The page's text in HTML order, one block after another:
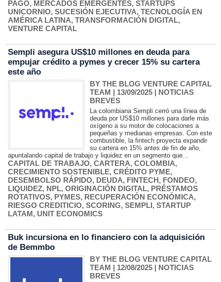
PAGO, MERCADOS EMERGENTES, STARTUPS
UNICORNIO, SUCESIÓN EJECUTIVA, TECNOLOGÍA EN
AMÉRICA LATINA, TRANSFORMACIÓN DIGITAL,
VENTURE CAPITAL
Sempli asegura US$10 millones en deuda para
empujar crédito a pymes y crecer 15% su cartera
este año
BY THE BLOG VENTURE CAPITAL
TEAM | 13/09/2025 | NOTICIAS
BREVES
La colombiana Sempli cerró una línea de
deuda por US$10 millones para darle más
oxígeno a su motor de colocaciones a
pequeñas y medianas empresas. Con este
combustible, la fintech proyecta expandir
su cartera en 15% antes de fin de año,
apuntalando capital de trabajo y liquidez en un segmento que...
CAPITAL DE TRABAJO, CARTERA, COLOMBIA,
CRECIMIENTO SOSTENIBLE, CRÉDITO PYME,
DESEMBOLSO RÁPIDO, DEUDA, FINTECH, FONDEO,
LIQUIDEZ, NPL, ORIGINACIÓN DIGITAL, PRÉSTAMOS
ROTATIVOS, PYMES, RECUPERACIÓN ECONÓMICA,
RIESGO CREDITICIO, SCORING, SEMPLI, STARTUP
LATAM, UNIT ECONOMICS
Buk incursiona en lo financiero con la adquisición
de Bemmbo
BY THE BLOG VENTURE CAPITAL
TEAM | 12/08/2025 | NOTICIAS
BREVES